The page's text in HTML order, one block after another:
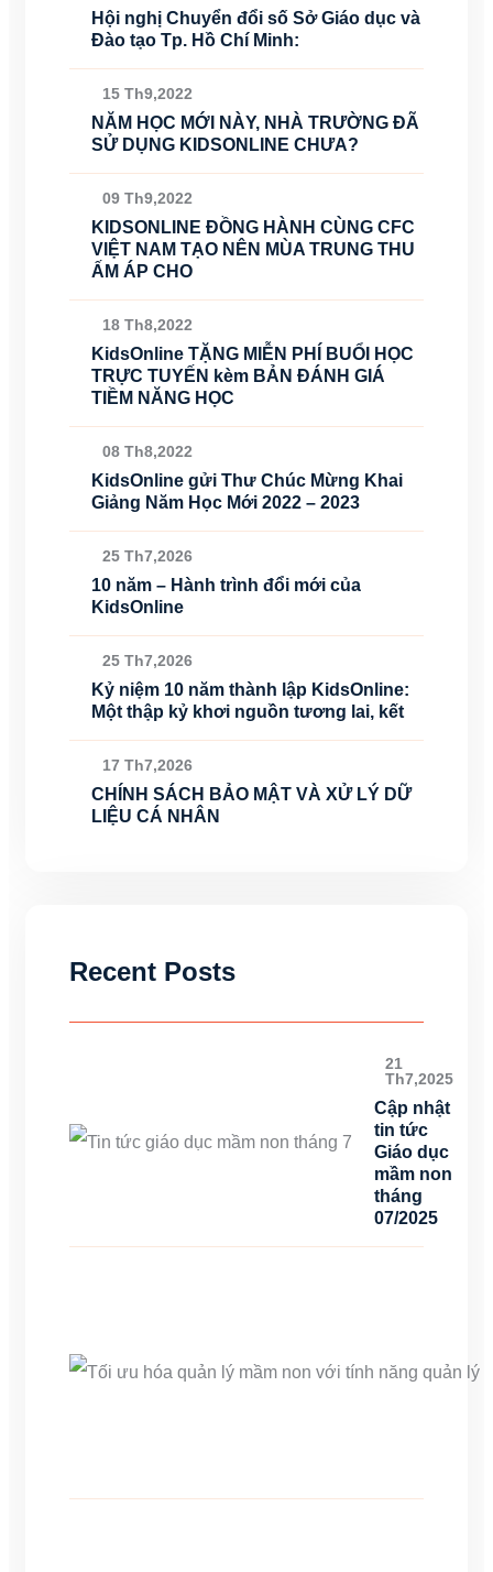
Hội nghị Chuyển đổi số Sở Giáo dục và
Đào tạo Tp. Hồ Chí Minh:
15 Th9,2022
NĂM HỌC MỚI NÀY, NHÀ TRƯỜNG ĐÃ
SỬ DỤNG KIDSONLINE CHƯA?
09 Th9,2022
KIDSONLINE ĐỒNG HÀNH CÙNG CFC
VIỆT NAM TẠO NÊN MÙA TRUNG THU
ẤM ÁP CHO
18 Th8,2022
KidsOnline TẶNG MIỄN PHÍ BUỔI HỌC
TRỰC TUYẾN kèm BẢN ĐÁNH GIÁ
TIỀM NĂNG HỌC
08 Th8,2022
KidsOnline gửi Thư Chúc Mừng Khai
Giảng Năm Học Mới 2022 – 2023
25 Th7,2026
10 năm – Hành trình đổi mới của
KidsOnline
25 Th7,2026
Kỷ niệm 10 năm thành lập KidsOnline:
Một thập kỷ khơi nguồn tương lai, kết
17 Th7,2026
CHÍNH SÁCH BẢO MẬT VÀ XỬ LÝ DỮ
LIỆU CÁ NHÂN
Recent Posts
21
Th7,2025
Cập nhật
tin tức
Giáo dục
mầm non
tháng
07/2025